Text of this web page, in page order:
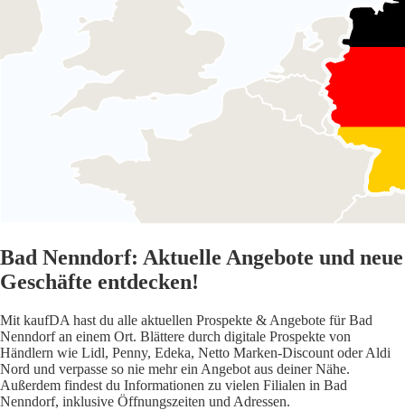
Bad Nenndorf: Aktuelle Angebote und neue
Geschäfte entdecken!
Mit kaufDA hast du alle aktuellen Prospekte & Angebote für Bad
Nenndorf an einem Ort. Blättere durch digitale Prospekte von
Händlern wie Lidl, Penny, Edeka, Netto Marken-Discount oder Aldi
Nord und verpasse so nie mehr ein Angebot aus deiner Nähe.
Außerdem findest du Informationen zu vielen Filialen in Bad
Nenndorf, inklusive Öffnungszeiten und Adressen.